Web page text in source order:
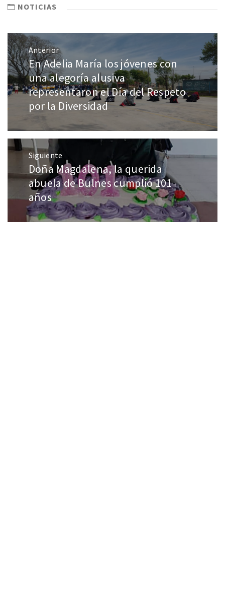
NOTICIAS
Anterior
En Adelia María los jóvenes con
una alegoría alusiva
representaron el Día del Respeto
por la Diversidad
Siguiente
Doña Magdalena, la querida
abuela de Bulnes cumplió 101
años